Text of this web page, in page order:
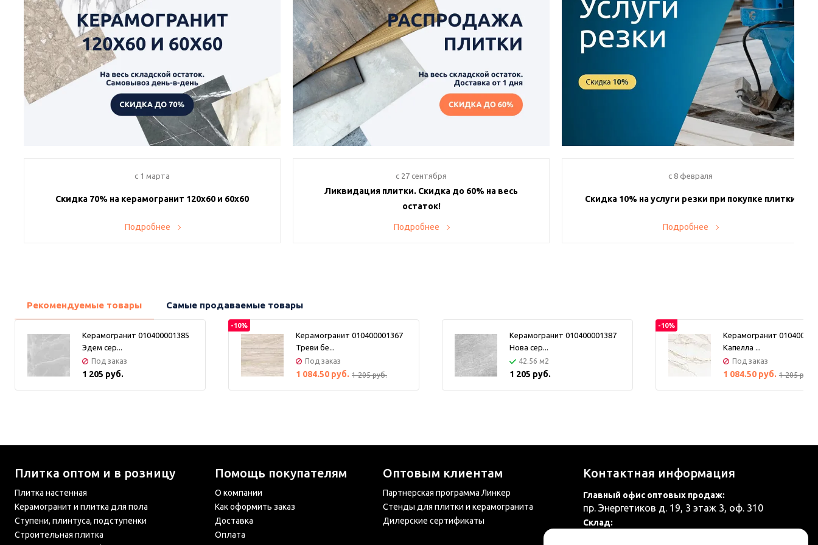
c 1 марта
Скидка 70% на керамогранит 120х60 и 60х60
Представляем вашему вниманию невероятное предложение!
сохраняя свою привлекательность на протяжении многих
Подробнее
c 27 сентября
Ликвидация плитки. Скидка до 60% на весь
остаток!
Хотите создать уникальный интерьер по супервыгодной
Подробнее
c 8 февраля
Скидка 10% на услуги резки при покупке плитки
Теперь у вас есть возможность заказывать у нас резку
Подробнее
Рекомендуемые товары Самые продаваемые товары
Керамогранит 010400001385
Эдем сер...
Под заказ
1 205 руб.
-10%
Керамогранит 010400001367
Треви бе...
Под заказ
1 084.50 руб. 1 205 руб.
Керамогранит 010400001387
Нова сер...
42.56 м2
1 205 руб.
-10%
Керамогранит
Капелла ...
Под заказ
1 084.50 руб. 1 205 руб.
Плитка оптом и в розницу
Плитка настенная
Керамогранит и плитка для пола
Ступени, плинтуса, подступенки
Строительная плитка
Помощь покупателям
О компании
Как оформить заказ
Доставка
Оплата
Оптовым клиентам
Партнерская программа Линкер
Стенды для плитки и керамогранита
Дилерские сертификаты
Контактная информация
Главный офис оптовых продаж:
пр. Энергетиков д. 19, 3 этаж 3, оф. 310
Склад: